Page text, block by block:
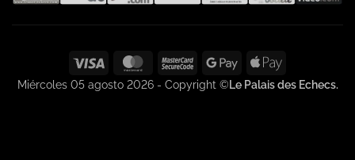
Visa MasterCardMasterCard
2
Google
Pay
Apple
Pay
Miércoles 05 agosto 2026 - Copyright ©Le Palais des Echecs.